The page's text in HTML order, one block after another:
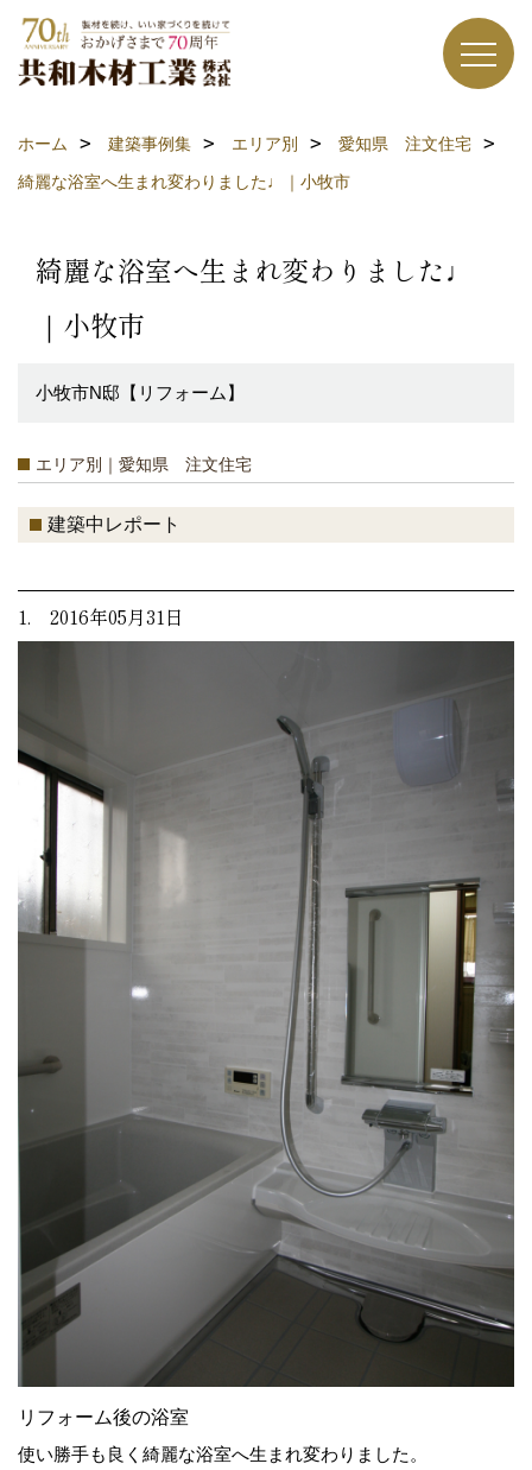
ホーム 建築事例集 エリア別
愛知県 注文住宅
綺麗な浴室へ生まれ変わりました♩｜小牧市
綺麗な浴室へ生まれ変わりました♩
｜小牧市
小牧市N邸【リフォーム】
エリア別｜愛知県 注文住宅
建築中レポート
1. 2016年05月31日
リフォーム後の浴室
使い勝手も良く綺麗な浴室へ生まれ変わりました。